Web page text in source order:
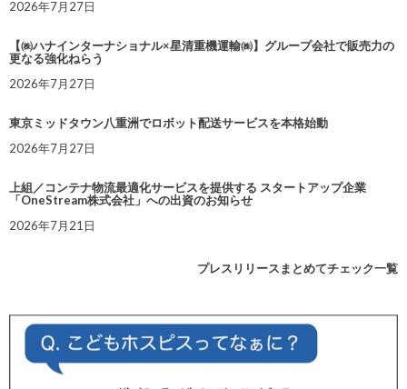
2026年7月27日
【㈱ハナインターナショナル×星清重機運輸㈱】グループ会社で販売力の
更なる強化ねらう
2026年7月27日
東京ミッドタウン八重洲でロボット配送サービスを本格始動
2026年7月27日
上組／コンテナ物流最適化サービスを提供する スタートアップ企業
「OneStream株式会社」への出資のお知らせ
2026年7月21日
プレスリリースまとめてチェック一覧